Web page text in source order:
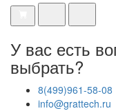
У вас есть
выбрать?
8(499)961-58-08
info@grattech.ru